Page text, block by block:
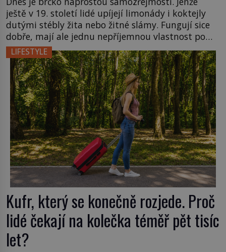
ještě v 19. století lidé upíjejí limonády i koktejly
dutými stébly žita nebo žitné slámy. Fungují sice
dobře, mají ale jednu nepříjemnou vlastnost po
chvíli se rozmáčejí a nápoji dodávají travnatou
příchuť. Právě tahle drobná nepříjemnost přivede
amerického výrobce cigaretových náustků k
nápadu, který změní způsob pití po celém […]
LIFESTYLE
Kufr, který se konečně rozjede. Proč
lidé čekají na kolečka téměř pět tisíc
let?